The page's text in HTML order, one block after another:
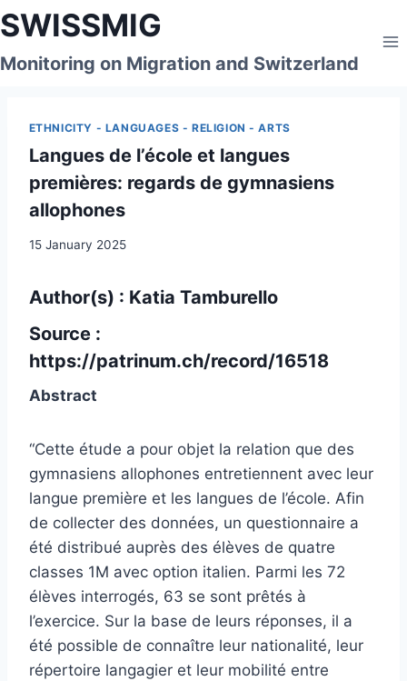
Skip
to
content
SWISSMIG
Monitoring on Migration and Switzerland
ETHNICITY - LANGUAGES - RELIGION - ARTS
Langues de l’école et langues
premières: regards de gymnasiens
allophones
15 January 2025
Author(s) : Katia Tamburello
Source :
https://patrinum.ch/record/16518
Abstract
“Cette étude a pour objet la relation que des
gymnasiens allophones entretiennent avec leur
langue première et les langues de l’école. Afin
de collecter des données, un questionnaire a
été distribué auprès des élèves de quatre
classes 1M avec option italien. Parmi les 72
élèves interrogés, 63 se sont prêtés à
l’exercice. Sur la base de leurs réponses, il a
été possible de connaître leur nationalité, leur
répertoire langagier et leur mobilité entre